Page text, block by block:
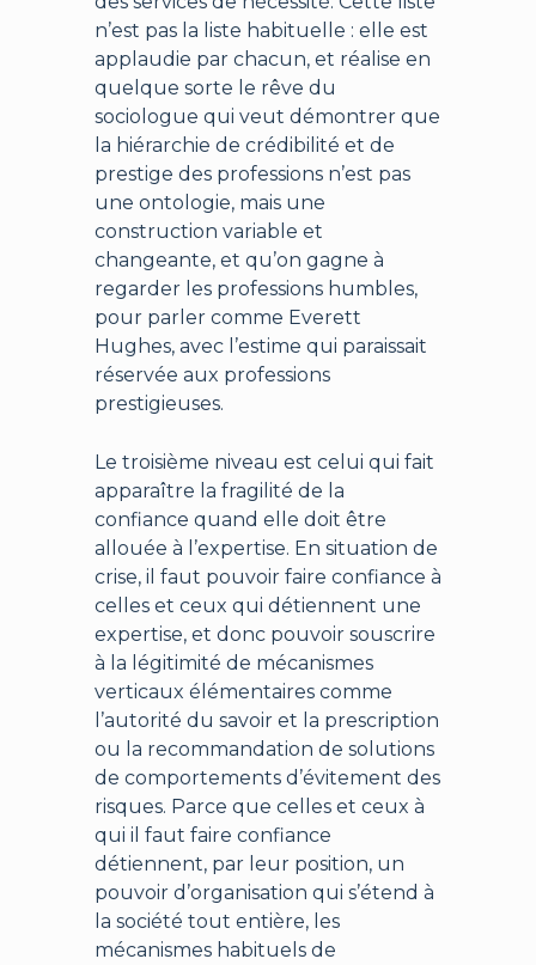
n’est pas la liste habituelle : elle est
applaudie par chacun, et réalise en
quelque sorte le rêve du
sociologue qui veut démontrer que
la hiérarchie de crédibilité et de
prestige des professions n’est pas
une ontologie, mais une
construction variable et
changeante, et qu’on gagne à
regarder les professions humbles,
pour parler comme Everett
Hughes, avec l’estime qui paraissait
réservée aux professions
prestigieuses.
Le troisième niveau est celui qui fait
apparaître la fragilité de la
confiance quand elle doit être
allouée à l’expertise. En situation de
crise, il faut pouvoir faire confiance à
celles et ceux qui détiennent une
expertise, et donc pouvoir souscrire
à la légitimité de mécanismes
verticaux élémentaires comme
l’autorité du savoir et la prescription
ou la recommandation de solutions
de comportements d’évitement des
risques. Parce que celles et ceux à
qui il faut faire confiance
détiennent, par leur position, un
pouvoir d’organisation qui s’étend à
la société tout entière, les
mécanismes habituels de